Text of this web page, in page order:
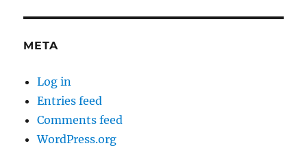
META
Log in
Entries feed
Comments feed
WordPress.org